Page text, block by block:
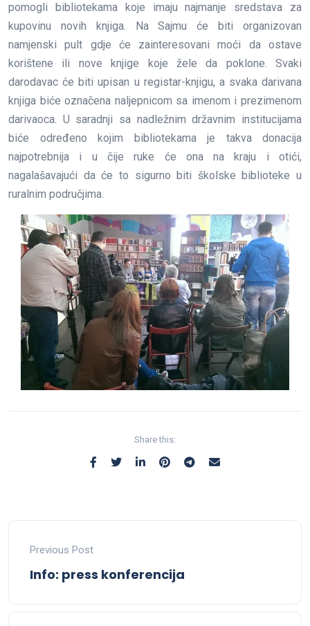
pomogli bibliotekama koje imaju najmanje sredstava za
kupovinu novih knjiga. Na Sajmu će biti organizovan
namjenski pult gdje će zainteresovani moći da ostave
korištene ili nove knjige koje žele da poklone. Svaki
darodavac će biti upisan u registar-knjigu, a svaka darivana
knjiga biće označena naljepnicom sa imenom i prezimenom
darivaoca. U saradnji sa nadležnim državnim institucijama
biće određeno kojim bibliotekama je takva donacija
najpotrebnija i u čije ruke će ona na kraju i otići,
nagalašavajući da će to sigurno biti školske biblioteke u
ruralnim područjima.
Share this:
Previous Post
Info: press konferencija